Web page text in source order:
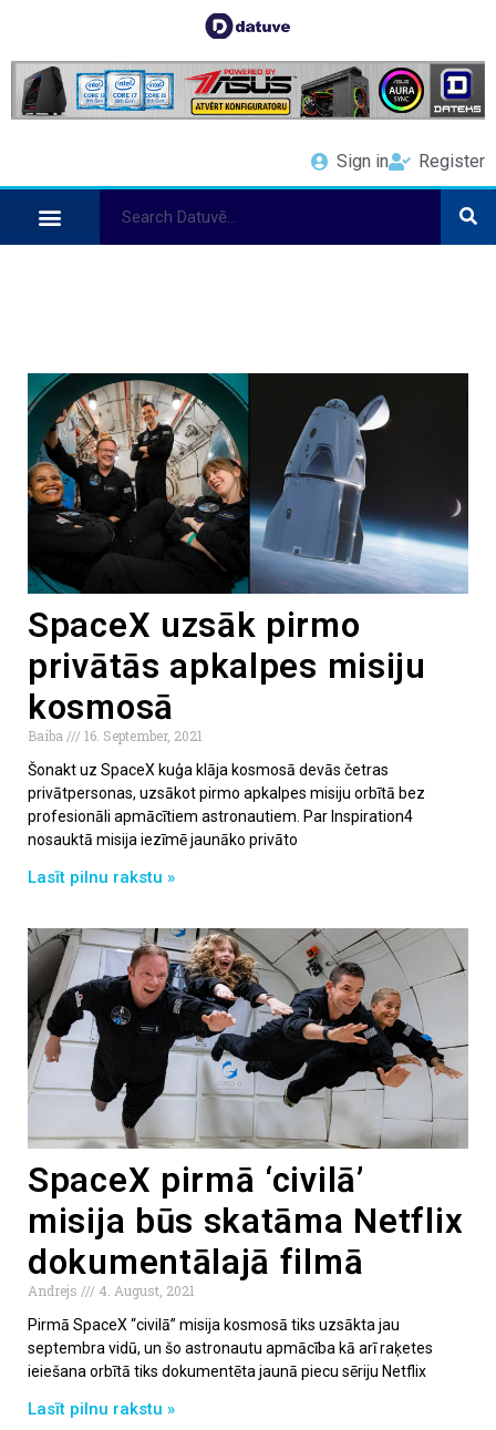
Sign in Register
SpaceX uzsāk pirmo
privātās apkalpes misiju
kosmosā
Baiba
16. September, 2021
Šonakt uz SpaceX kuģa klāja kosmosā devās četras
privātpersonas, uzsākot pirmo apkalpes misiju orbītā bez
profesionāli apmācītiem astronautiem. Par Inspiration4
nosauktā misija iezīmē jaunāko privāto
Lasīt pilnu rakstu »
SpaceX pirmā ‘civilā’
misija būs skatāma Netflix
dokumentālajā filmā
Andrejs
4. August, 2021
Pirmā SpaceX “civilā” misija kosmosā tiks uzsākta jau
septembra vidū, un šo astronautu apmācība kā arī raķetes
ieiešana orbītā tiks dokumentēta jaunā piecu sēriju Netflix
Lasīt pilnu rakstu »